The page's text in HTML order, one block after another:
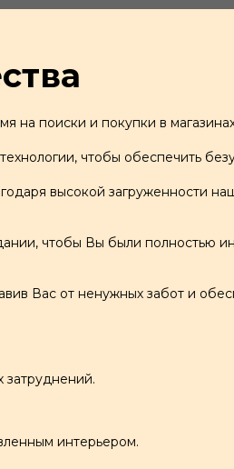
на поиски и покупки в
чтобы обеспечить
высокой загруженности
чтобы Вы были полностью
Вас от ненужных забот и
интерьером.